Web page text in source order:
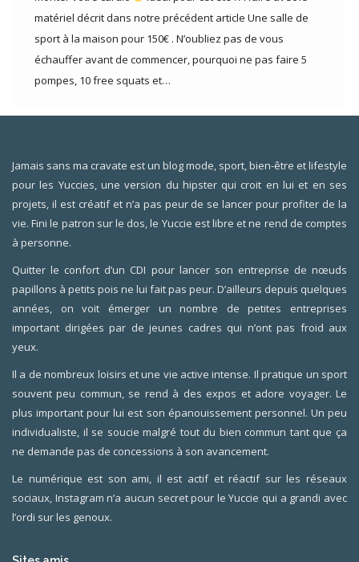
matériel décrit dans notre précédent article Une salle de
sport à la maison pour 150€ . N’oubliez pas de vous
échauffer avant de commencer, pourquoi ne pas faire 5
pompes, 10 free squats et…
Jamais sans ma cravate est un blog mode, sport, bien-être et lifestyle
pour les Yuccies, une version du hipster qui croit en lui et en ses
projets, il est créatif et n’a pas peur de se lancer pour profiter de la
vie. Fini le patron sur le dos, le Yuccie est libre et ne rend de comptes
à personne.
Quitter le confort d’un CDI pour lancer son entreprise de nœuds
papillons à petits pois ne lui fait pas peur. D’ailleurs depuis quelques
années, on voit émerger un nombre de petites entreprises
important dirigées par de jeunes cadres qui n’ont pas froid aux
yeux.
Il a de nombreux loisirs et une vie active intense. Il pratique un sport
souvent peu commun, se rend à des expos et adore voyager. Le
plus important pour lui est son épanouissement personnel. Un peu
individualiste, il se soucie malgré tout du bien commun tant que ça
ne demande pas de concessions à son avancement.
Le numérique est son ami, il est actif et réactif sur les réseaux
sociaux, Instagram n’a aucun secret pour le Yuccie qui a grandi avec
l’ordi sur les genoux.